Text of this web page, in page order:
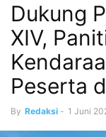
Dukung
XIV,
Peserta
By Redaksi - 1 Juni